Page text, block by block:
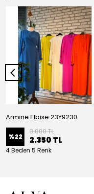
Armine Elbise 23Y9230
%22
3.000 TL
2.350 TL
4 Beden 5 Renk